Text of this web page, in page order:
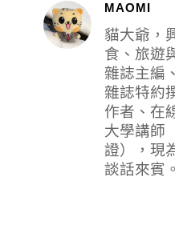
MAOMI
貓大爺，
食、旅遊
雜誌主編
雜誌特約
作者、在
大學講師
證），現
談話來賓。